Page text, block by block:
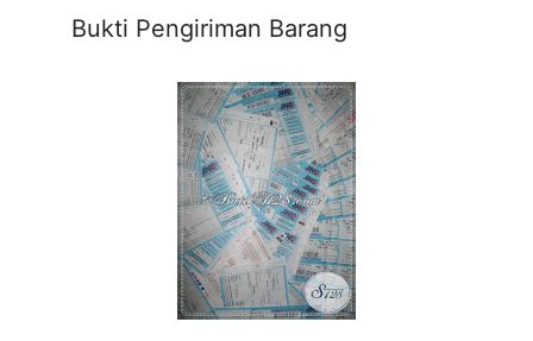
Bukti Pengiriman Barang